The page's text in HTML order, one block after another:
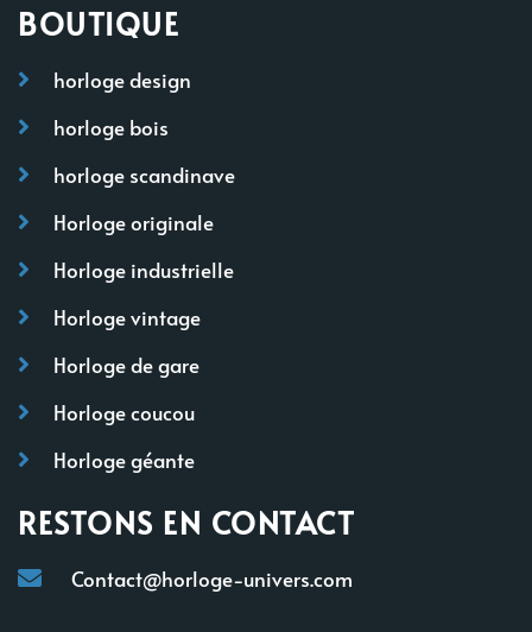
BOUTIQUE
horloge design
horloge bois
horloge scandinave
Horloge originale
Horloge industrielle
Horloge vintage
Horloge de gare
Horloge coucou
Horloge géante
RESTONS EN CONTACT
Contact@horloge-univers.com